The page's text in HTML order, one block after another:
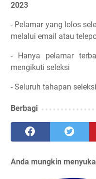
2023
- Pelamar yang lolos
melalui email atau
- Hanya pelamar
mengikuti seleksi
- Seluruh tahapan
Berbagi
Anda mungkin